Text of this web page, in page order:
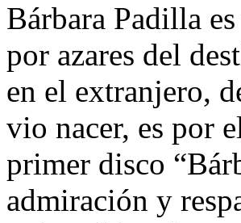
Bárbara Padilla
por azares del
en el extranjero,
vio nacer, es por
primer disco
admiración y